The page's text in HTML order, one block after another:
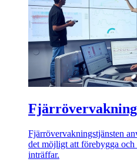
Fjärrövervakningstjänsten
det möjligt att förebygga
inträffar.